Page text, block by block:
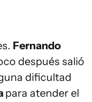
Fernando
después salió
dificultad
para atender el